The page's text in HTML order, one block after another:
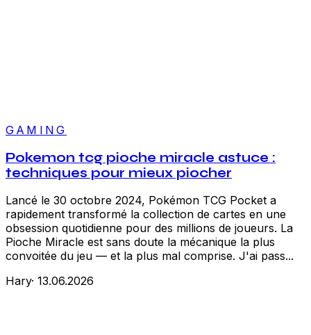
GAMING
Pokemon tcg pioche miracle astuce :
techniques pour mieux piocher
Lancé le 30 octobre 2024, Pokémon TCG Pocket a
rapidement transformé la collection de cartes en une
obsession quotidienne pour des millions de joueurs. La
Pioche Miracle est sans doute la mécanique la plus
convoitée du jeu — et la plus mal comprise. J'ai pass...
Hary· 13.06.2026